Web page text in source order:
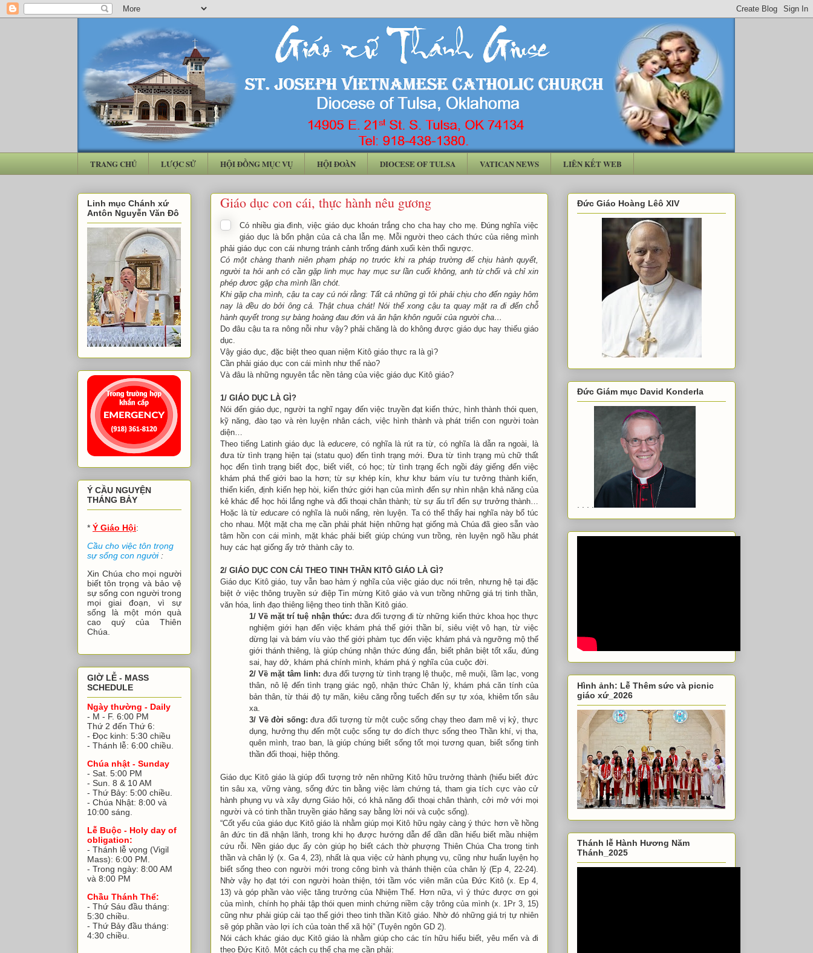
TRANG CHỦ LƯỢC SỬ HỘI ĐỒNG MỤC VỤ HỘI ĐOÀN DIOCESE OF TULSA VATICAN NEWS LIÊN KẾT WEB
Giáo dục con cái, thực hành nêu gương
Có nhiều gia đình, việc giáo dục khoán trắng cho cha hay cho mẹ. Đúng nghĩa việc
giáo dục là bổn phận của cả cha lẫn mẹ. Mỗi người theo cách thức của riêng mình
phải giáo dục con cái nhưng tránh cảnh trống đánh xuối kèn thổi ngược.
Có một chàng thanh niên phạm pháp nọ trước khi ra pháp trường để chịu hành quyết,
người ta hỏi anh có cần gặp linh mục hay mục sư lần cuối không, anh từ chối và chỉ xin
phép đươc gặp cha mình lần chót.
Khi gặp cha mình, cậu ta cay cú nói rằng: Tất cả những gì tôi phải chịu cho đến ngày hôm
nay là đều do bởi ông cả. Thật chua chát! Nói thế xong cậu ta quay mặt ra đi đến chỗ
hành quyết trong sự bàng hoàng đau đớn và ân hận khôn nguôi của người cha…
Do đâu cậu ta ra nông nỗi như vậy? phải chăng là do không được giáo dục hay thiếu giáo
dục.
Vậy giáo dục, đặc biệt theo quan niệm Kitô giáo thực ra là gì?
Cần phải giáo dục con cái mình như thế nào?
Và đâu là những nguyên tắc nền tảng của việc giáo dục Kitô giáo?
1/ GIÁO DỤC LÀ GÌ?
Nói đến giáo dục, người ta nghĩ ngay đến việc truyền đạt kiến thức, hình thành thói quen,
kỹ năng, đào tạo và rèn luyện nhân cách, việc hình thành và phát triển con người toàn
diện…
Theo tiếng Latinh giáo dục là educere, có nghĩa là rút ra từ, có nghĩa là dẫn ra ngoài, là
đưa từ tình trạng hiện tại (statu quo) đến tình trạng mới. Đưa từ tình trạng mù chữ thất
học đến tình trạng biết đọc, biết viết, có học; từ tình trạng ếch ngồi đáy giếng đến việc
khám phá thế giới bao la hơn; từ sự khép kín, khư khư bám víu tư tưởng thành kiến,
thiển kiến, định kiến hẹp hòi, kiến thức giới hạn của mình đến sự nhìn nhận khả năng của
kẻ khác để học hỏi lắng nghe và đối thoại chân thành; từ sự ấu trĩ đến sự trưởng thành…
Hoặc là từeducare có nghĩa là nuôi nấng, rèn luyện. Ta có thể thấy hai nghĩa này bổ túc
cho nhau. Một mặt cha mẹ cần phải phát hiện những hạt giống mà Chúa đã gieo sẵn vào
tâm hồn con cái mình, mặt khác phải biết giúp chúng vun trồng, rèn luyện ngõ hầu phát
huy các hạt giống ấy trở thành cây to.
2/ GIÁO DỤC CON CÁI THEO TINH THẦN KITÔ GIÁO LÀ GÌ?
Giáo dục Kitô giáo, tuy vẫn bao hàm ý nghĩa của việc giáo dục nói trên, nhưng hệ tại đặc
biệt ở việc thông truyền sứ điệp Tin mừng Kitô giáo và vun trồng những giá trị tinh thần,
văn hóa, linh đạo thiêng liệng theo tinh thần Kitô giáo.
1/ Về mặt trí tuệ nhận thức: đưa đối tượng đi từ những kiến thức khoa học thực
nghiệm giới hạn đến việc khám phá thế giới thần bí, siêu việt vô hạn, từ việc
dừng lại và bám víu vào thế giới phàm tục đến việc khám phá và ngưỡng mộ thế
giới thánh thiêng, là giúp chúng nhận thức đúng đắn, biết phân biệt tốt xấu, đúng
sai, hay dở, khám phá chính mình, khám phá ý nghĩa của cuộc đời.
2/ Về mặt tâm linh: đưa đối tượng từ tình trạng lệ thuộc, mê muội, lầm lạc, vong
thân, nô lệ đến tình trạng giác ngộ, nhận thức Chân lý, khám phá căn tính của
bản thân, từ thái độ tự mãn, kiêu căng rỗng tuếch đến sự tự xóa, khiêm tốn sâu
xa.
3/ Về đời sống: đưa đối tượng từ một cuộc sống chạy theo đam mê vị kỷ, thực
dụng, hưởng thụ đến một cuộc sống tự do đích thực sống theo Thần khí, vị tha,
quên mình, trao ban, là giúp chúng biết sống tốt mọi tương quan, biết sống tinh
thần đối thoại, hiệp thông.
Giáo dục Kitô giáo là giúp đối tượng trở nên những Kitô hữu trưởng thành (hiểu biết đức
tin sâu xa, vững vàng, sống đức tin bằng việc làm chứng tá, tham gia tích cực vào cử
hành phụng vụ và xây dựng Giáo hội, có khả năng đối thoại chân thành, cởi mở với mọi
người và có tinh thần truyền giáo hăng say bằng lời nói và cuộc sống).
“Cốt yếu của giáo dục Kitô giáo là nhằm giúp mọi Kitô hữu ngày càng ý thức hơn về hồng
ân đức tin đã nhận lãnh, trong khi họ được hướng dẫn để dần dần hiểu biết mầu nhiệm
cứu rỗi. Nền giáo dục ấy còn giúp họ biết cách thờ phượng Thiên Chúa Cha trong tinh
thần và chân lý (x. Ga 4, 23), nhất là qua việc cử hành phụng vụ, cũng như huấn luyện họ
biết sống theo con người mới trong công bình và thánh thiện của chân lý (Ep 4, 22-24).
Nhờ vậy họ đạt tới con người hoàn thiện, tới tầm vóc viên mãn của Đức Kitô (x. Ep 4,
13) và góp phần vào việc tăng trưởng của Nhiệm Thể. Hơn nữa, vì ý thức được ơn gọi
của mình, chính họ phải tập thói quen minh chứng niềm cậy trông của mình (x. 1Pr 3, 15)
cũng như phải giúp cải tạo thế giới theo tinh thần Kitô giáo. Nhờ đó những giá trị tự nhiên
sẽ góp phần vào lợi ích của toàn thể xã hội” (Tuyên ngôn GD 2).
Nói cách khác giáo dục Kitô giáo là nhằm giúp cho các tín hữu hiểu biết, yêu mến và đi
theo Đức Kitô. Một cách cụ thể cha mẹ cần phải:
Linh mục Chánh xứ
Antôn Nguyễn Văn Đô
Ý CẦU NGUYỆN
THÁNG BẢY
* Ý Giáo Hội:
Cầu cho việc tôn trọng
sự sống con người:
Xin Chúa cho mọi người
biết tôn trọng và bảo vệ
sự sống con người trong
mọi giai đoạn, vì sự
sống là một món quà
cao quý của Thiên
Chúa.
GIỜ LỄ - MASS
SCHEDULE
Ngày thường - Daily
- M - F. 6:00 PM
Thứ 2 đến Thứ 6:
- Đọc kinh: 5:30 chiều
- Thánh lễ: 6:00 chiều.
Chúa nhật - Sunday
- Sat. 5:00 PM
- Sun. 8 & 10 AM
- Thứ Bảy: 5:00 chiều.
- Chúa Nhật: 8:00 và
10:00 sáng.
Lễ Buộc - Holy day of
obligation:
- Thánh lễ vọng (Vigil
Mass): 6:00 PM.
- Trong ngày: 8:00 AM
và 8:00 PM
Chầu Thánh Thể:
- Thứ Sáu đầu tháng:
5:30 chiều.
- Thứ Bảy đầu tháng:
4:30 chiều.
Đức Giáo Hoàng Lêô XIV
Đức Giám mục David Konderla
. . . .
Hình ảnh: Lễ Thêm sức và picnic
giáo xứ_2026
Thánh lễ Hành Hương Năm
Thánh_2025